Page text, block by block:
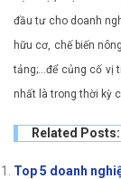
đầu tư cho doanh
hữu cơ, chế biến
tảng;…để củng cố vị
nhất là trong thời kỳ
Related Posts:
Top 5 doanh